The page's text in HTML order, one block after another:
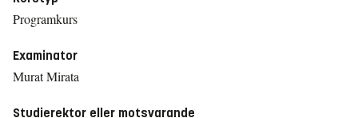
Programkurs
Examinator
Murat Mirata
Studierektor eller motsvarande